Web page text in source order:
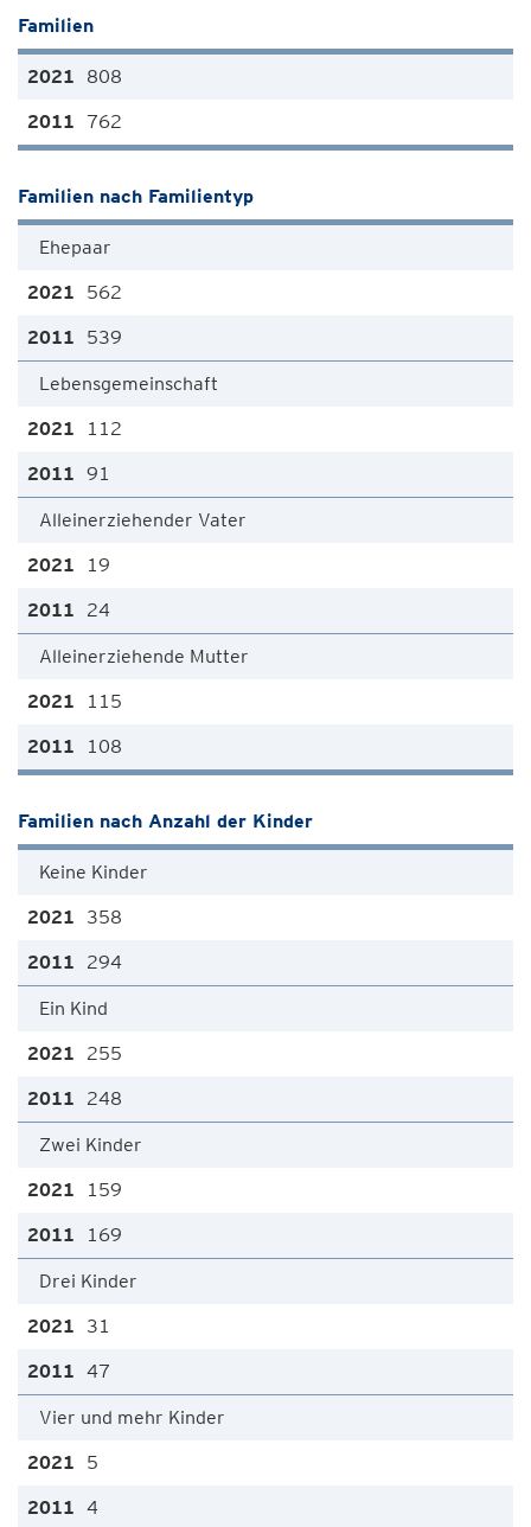
Familien
808
762
Familien nach Familientyp
Ehepaar
562
539
Lebensgemeinschaft
112
91
Alleinerziehender Vater
19
24
Alleinerziehende Mutter
115
108
Familien nach Anzahl der Kinder
Keine Kinder
358
294
Ein Kind
255
248
Zwei Kinder
159
169
Drei Kinder
31
47
Vier und mehr Kinder
5
4